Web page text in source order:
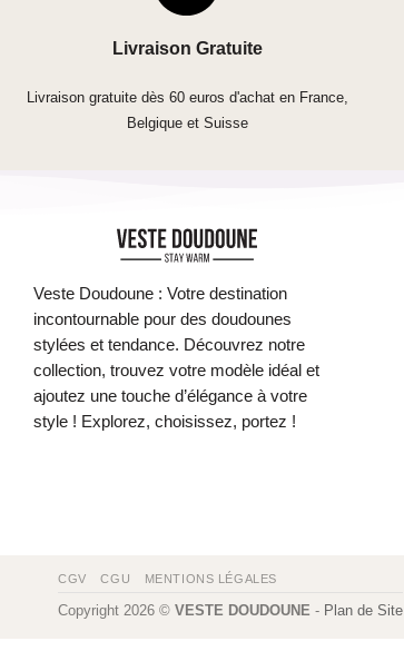
Livraison Gratuite
Livraison gratuite dès 60 euros d'achat en France,
Belgique et Suisse
Veste Doudoune : Votre destination
incontournable pour des doudounes
stylées et tendance. Découvrez notre
collection, trouvez votre modèle idéal et
ajoutez une touche d’élégance à votre
style ! Explorez, choisissez, portez !
CGV CGU MENTIONS LÉGALES
Copyright 2026 © VESTE DOUDOUNE - Plan de Site